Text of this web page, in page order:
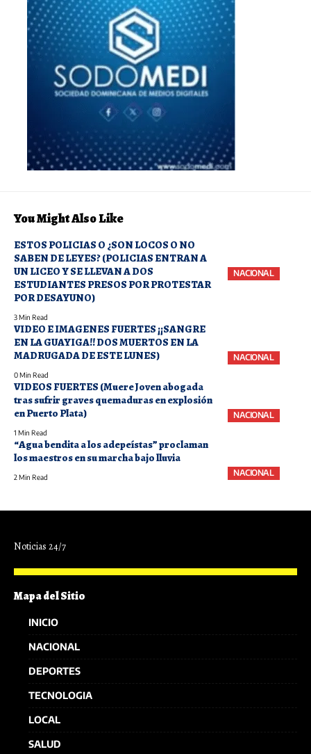
You Might Also Like
NACIONAL
ESTOS POLICIAS O ¿SON LOCOS O NO
SABEN DE LEYES? (POLICIAS ENTRAN A
UN LICEO Y SE LLEVAN A DOS
ESTUDIANTES PRESOS POR PROTESTAR
POR DESAYUNO)
3 Min Read
NACIONAL
VIDEO E IMAGENES FUERTES ¡¡SANGRE
EN LA GUAYIGA!! DOS MUERTOS EN LA
MADRUGADA DE ESTE LUNES)
0 Min Read
NACIONAL
VIDEOS FUERTES (Muere Joven abogada
tras sufrir graves quemaduras en explosión
en Puerto Plata)
1 Min Read
NACIONAL
“Agua bendita a los adepeístas” proclaman
los maestros en su marcha bajo lluvia
2 Min Read
Noticias 24/7
Mapa del Sitio
INICIO
NACIONAL
DEPORTES
TECNOLOGIA
LOCAL
SALUD